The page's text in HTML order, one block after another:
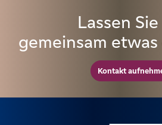
Lassen
gemeinsam
Kontakt